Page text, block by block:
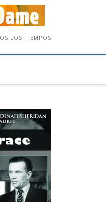
LOS TIEMPOS